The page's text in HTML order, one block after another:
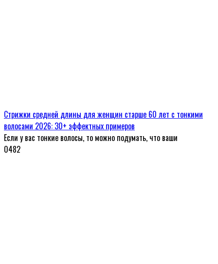
Стрижки средней длины для женщин старше 60 лет с тонкими
волосами 2026: 30+ эффектных примеров
Если у вас тонкие волосы, то можно подумать, что ваши
0482